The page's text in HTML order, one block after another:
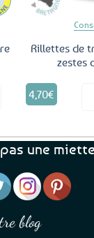
Rillettes de
zestes
4,70€
pour
produits
M.
Je
de
une miette
blog